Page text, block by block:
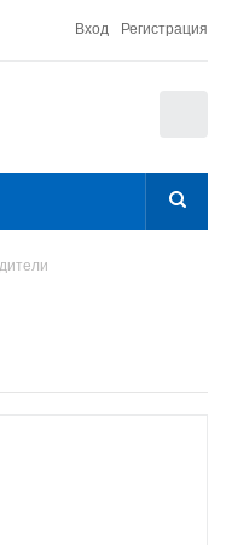
Вход Регистрация